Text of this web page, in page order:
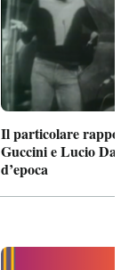
Il particolare
Guccini e Lucio
d’epoca